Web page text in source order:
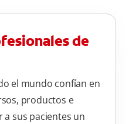
de
el mundo confían en
productos e
sus pacientes un